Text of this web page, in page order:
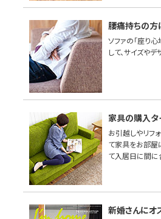
腰痛持ちの方
ソファの「座り
して、サイズや
家具の購入タ
お引越しやリフ
て家具をお部屋
て入居日に間に
新婚さんにオ